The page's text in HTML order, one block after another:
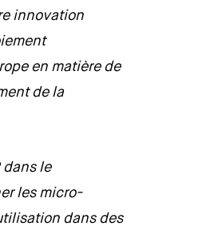
innovation
en matière de
de la
dans le
les micro-
dans des